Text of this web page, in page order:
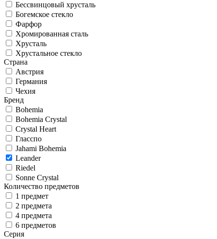
Бессвинцовый хрусталь
Богемское стекло
Фарфор
Хромированная сталь
Хрусталь
Хрустальное стекло
Страна
Австрия
Германия
Чехия
Бренд
Bohemia
Bohemia Crystal
Crystal Heart
Гласспо
Jahami Bohemia
Leander
Riedel
Sonne Crystal
Количество предметов
1 предмет
2 предмета
4 предмета
6 предметов
Серия